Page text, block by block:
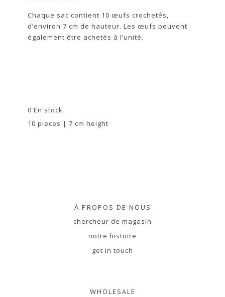
Chaque sac contient 10 œufs crochetés,
d’environ 7 cm de hauteur. Les œufs peuvent
également être achetés à l’unité.
0 En stock
10 pieces | 7 cm height
À PROPOS DE NOUS
chercheur de magasin
notre histoire
get in touch
WHOLESALE